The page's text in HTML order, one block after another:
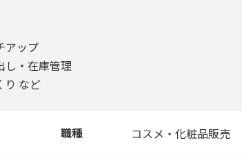
アップ
・在庫管理
り など
職種 コスメ・化粧品販売